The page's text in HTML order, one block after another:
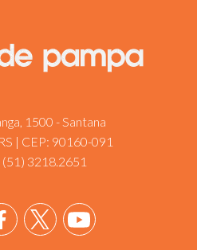
1500 - Santana
| CEP: 90160-091
(51) 3218.2651